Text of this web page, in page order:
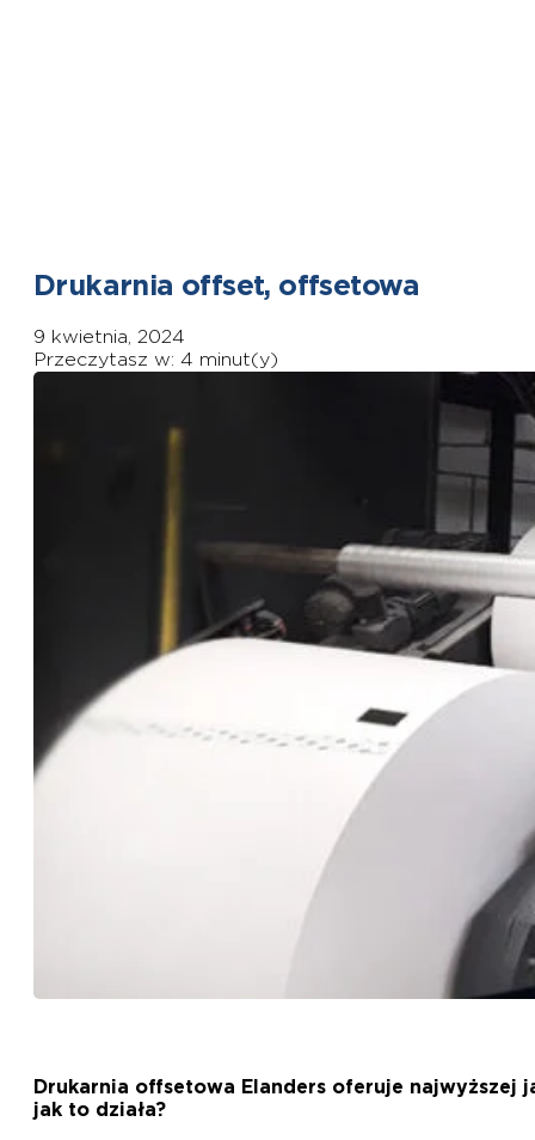
Drukarnia offset, offsetowa
9 kwietnia, 2024
Przeczytasz w: 4 minut(y)
Drukarnia offsetowa Elanders oferuje najwyższej
jak to działa?